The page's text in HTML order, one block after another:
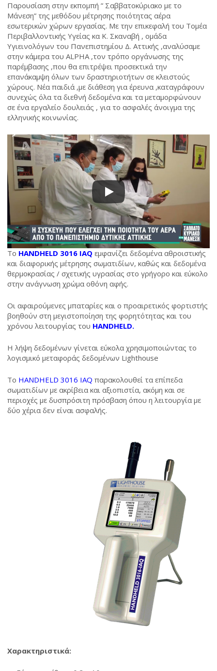
Παρουσίαση στην εκπομπή ” Σαββατοκύριακο με το
Μάνεση” της μεθόδου μέτρησης ποιότητας αέρα
εσωτερικών χώρων εργασίας. Με την επικεφαλή του Τομέα
Περιβαλλοντικής Υγείας κα Κ. Σκαναβή , ομάδα
Υγιεινολόγων του Πανεπιστημίου Δ. Αττικής ,αναλύσαμε
στην κάμερα του ΑLPHA ,τον τρόπο οργάνωσης της
παρέμβασης ,που θα επιτρέψει προσεκτικά την
επανάκαμψη όλων των δραστηριοτήτων σε κλειστούς
χώρους. Νέα παιδιά ,με διάθεση για έρευνα ,καταγράφουν
συνεχώς όλα τα διεθνή δεδομένα και τα μεταμορφώνουν
σε ένα εργαλείο δουλειάς , για το ασφαλές άνοιγμα της
ελληνικής κοινωνίας.
Το HANDHELD 3016 IAQ εμφανίζει δεδομένα αθροιστικής
και διαφορικής μέτρησης σωματιδίων, καθώς και δεδομένα
θερμοκρασίας / σχετικής υγρασίας στο γρήγορο και εύκολο
στην ανάγνωση χρώμα οθόνη αφής.
Οι αφαιρούμενες μπαταρίες και ο προαιρετικός φορτιστής
βοηθούν στη μεγιστοποίηση της φορητότητας και του
χρόνου λειτουργίας του HANDHELD.
Η λήψη δεδομένων γίνεται εύκολα χρησιμοποιώντας το
λογισμικό μεταφοράς δεδομένων Lighthouse
Το HANDHELD 3016 IAQ παρακολουθεί τα επίπεδα
σωματιδίων με ακρίβεια και αξιοπιστία, ακόμη και σε
περιοχές με δυσπρόσιτη πρόσβαση όπου η λειτουργία με
δύο χέρια δεν είναι ασφαλής.
Χαρακτηριστικά: